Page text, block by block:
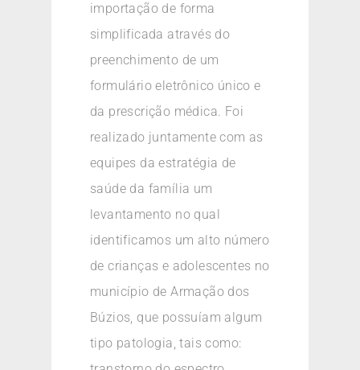
importação de forma
simplificada através do
preenchimento de um
formulário eletrônico único e
da prescrição médica. Foi
realizado juntamente com as
equipes da estratégia de
saúde da família um
levantamento no qual
identificamos um alto número
de crianças e adolescentes no
município de Armação dos
Búzios, que possuíam algum
tipo patologia, tais como: